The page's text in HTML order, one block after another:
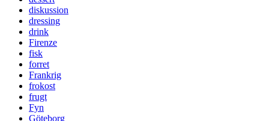
diskussion
dressing
drink
Firenze
fisk
forret
Frankrig
frokost
frugt
Fyn
Göteborg